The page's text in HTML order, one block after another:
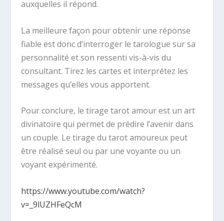
auxquelles il répond.
La meilleure façon pour obtenir une réponse
fiable est donc d’interroger le tarologue sur sa
personnalité et son ressenti vis-à-vis du
consultant. Tirez les cartes et interprétez les
messages qu’elles vous apportent.
Pour conclure, le tirage tarot amour est un art
divinatoire qui permet de prédire l’avenir dans
un couple. Le tirage du tarot amoureux peut
être réalisé seul ou par une voyante ou un
voyant expérimenté.
https://www.youtube.com/watch?
v=_9lUZHFeQcM